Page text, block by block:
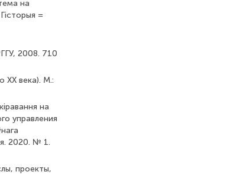
на
=
2008. 710
ХХ века). М.:
на
управления
2020. № 1.
проекты,